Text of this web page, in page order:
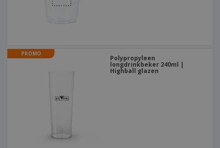
PROMO
Polypropyleen
longdrinkbeker 240ml |
Highball glazen